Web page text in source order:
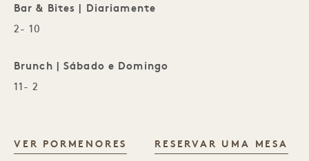
Bar & Bites | Diariamente
2- 10
Brunch | Sábado e Domingo
11- 2
VER PORMENORES TERRENERESERVAR UMA MESA